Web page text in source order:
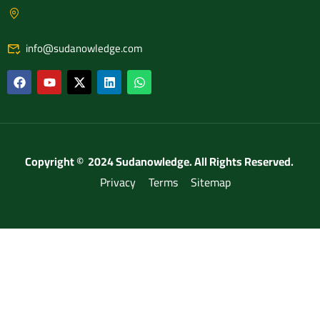
info@sudanowledge.com
Copyright © 2024 Sudanowledge. All Rights Reserved.
Privacy Terms Sitemap